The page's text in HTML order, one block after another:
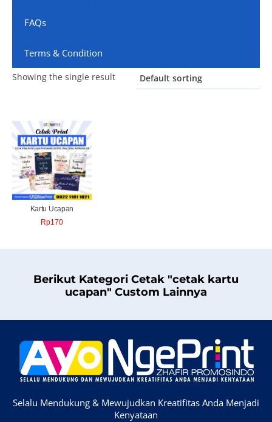
FAQs
Terms & Condition
Showing the single result
Kartu Ucapan
Rp170
Berikut Kategori Cetak "cetak kartu
ucapan" Custom Lainnya
Selalu Mendukung & Mewujudkan Kreatifitas Anda Menjadi
Kenyataan